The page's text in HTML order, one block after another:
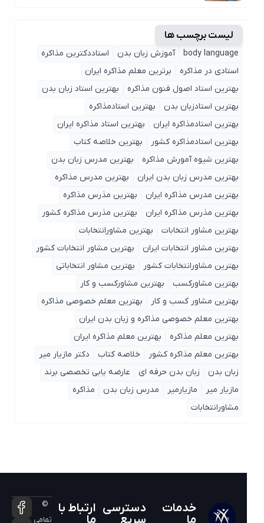
لیست برچسب ها
body language آموزش زبان بدن
استاددکترین مذاکره
استادی در مذاکره
برترین معلم مذاکره ایران
بهترین استاد اصول ‌فنون مذاکره
بهترین استاد زبان بدن
بهترین استادزبان بدن
بهترین استادمذاکره
بهترین استادمذاکره ایران
بهترین استاد مذاکره ایران
بهترین استادمذاکره کشور
بهترین خلاصه کتاب
بهترین شیوه آمورش مذاکره
بهترین مدرس زبان بدن
بهترین مدرس زبان بدن ایران
بهترین مدرس مذاکره
بهترین مدرس مذاکره ایران
بهترین مذرس مذاکره
بهترین مذرس مذاکره ایران
بهترین مذرس مذاکره کشور
بهترین مشاور انتخابات
بهترین مشاورانتخابات
بهترین مشاور انتخابات ایران
بهترین مشاور انتخابات کشور
بهترین مشاورانتخابات کشور
بهترین مشاور انتخاباتی
بهترین مشاورکسب
بهترین مشاورکسب و کار
بهترین مشاور کسب و کار
بهترین معلم خصوصی مذاکره
بهترین معلم خصوصی مذاکره و زبان بدن ایران
بهترین معلم مذاکره
بهترین معلم مذاکره ایران
بهترین معلم مذاکره کشور
خلاصه کتاب
دکتر مازیار میر
زبان بدن
زبان بدن حرفه ای
عارضه یابی تخصصی برند
مازیار میر
مازیارمیر مدرس زبان بدن
مذاکره
مشاورانتخابات
خدمات دسترسی ارتباط با
©
تمامی